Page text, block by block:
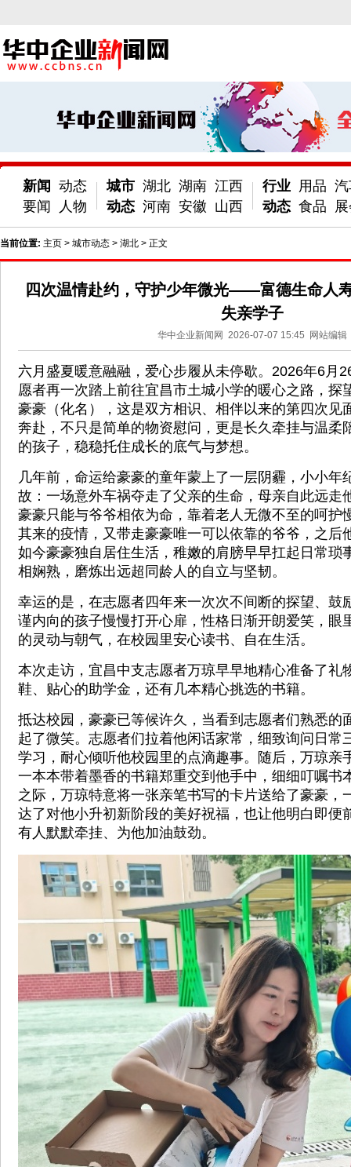
新闻
要闻
动态
人物
城市
动态
湖北 湖南 江西
河南 安徽 山西
行业
动态
用品
食品
当前位置: 主页 > 城市动态 > 湖北 > 正文
四次温情赴约，守护少年微光——富德生命人
失亲学子
华中企业新闻网 2026-07-07 15:45 网站编辑
六月盛夏暖意融融，爱心步履从未停歇。2026年6月
愿者再一次踏上前往宜昌市土城小学的暖心之路，探
豪豪（化名），这是双方相识、相伴以来的第四次见
奔赴，不只是简单的物资慰问，更是长久牵挂与温柔
的孩子，稳稳托住成长的底气与梦想。
几年前，命运给豪豪的童年蒙上了一层阴霾，小小年
故：一场意外车祸夺走了父亲的生命，母亲自此远走
豪豪只能与爷爷相依为命，靠着老人无微不至的呵护
其来的疫情，又带走豪豪唯一可以依靠的爷爷，之后
如今豪豪独自居住生活，稚嫩的肩膀早早扛起日常琐
相娴熟，磨炼出远超同龄人的自立与坚韧。
幸运的是，在志愿者四年来一次次不间断的探望、鼓
谨内向的孩子慢慢打开心扉，性格日渐开朗爱笑，眼
的灵动与朝气，在校园里安心读书、自在生活。
本次走访，宜昌中支志愿者万琼早早地精心准备了礼
鞋、贴心的助学金，还有几本精心挑选的书籍。
抵达校园，豪豪已等候许久，当看到志愿者们熟悉的
起了微笑。志愿者们拉着他闲话家常，细致询问日常
学习，耐心倾听他校园里的点滴趣事。随后，万琼亲
一本本带着墨香的书籍郑重交到他手中，细细叮嘱书
之际，万琼特意将一张亲笔书写的卡片送给了豪豪，
达了对他小升初新阶段的美好祝福，也让他明白即便
有人默默牵挂、为他加油鼓劲。